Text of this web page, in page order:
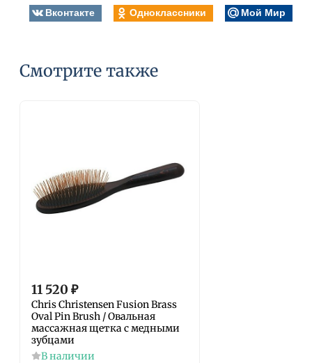
Вконтакте Одноклассники Мой Мир
Смотрите также
11 520 ₽
Chris Christensen Fusion Brass
Oval Pin Brush / Овальная
массажная щетка с медными
зубцами
В наличии